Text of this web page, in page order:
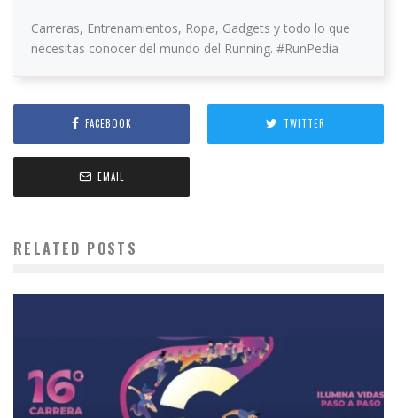
Carreras, Entrenamientos, Ropa, Gadgets y todo lo que
necesitas conocer del mundo del Running. #RunPedia
FACEBOOK TWITTER
EMAIL
RELATED POSTS